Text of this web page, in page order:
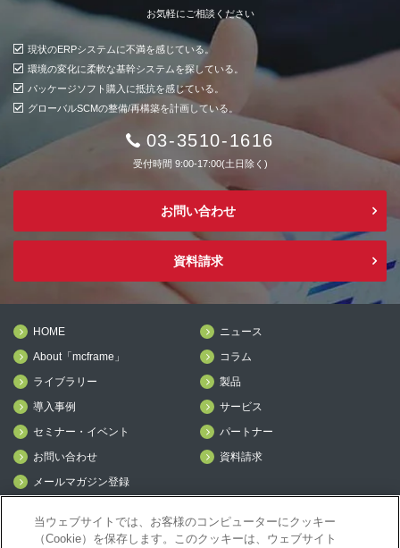
お気軽にご相談ください
現状のERPシステムに不満を感じている。
環境の変化に柔軟な基幹システムを探している。
パッケージソフト購入に抵抗を感じている。
グローバルSCMの整備/再構築を計画している。
03-3510-1616
受付時間 9:00-17:00(土日除く)
お問い合わせ
資料請求
HOME
ニュース
About「mcframe」
コラム
ライブラリー
製品
導入事例
サービス
セミナー・イベント
パートナー
お問い合わせ
資料請求
メールマガジン登録
当ウェブサイトでは、お客様のコンピューターにクッキー
（Cookie）を保存します。このクッキーは、ウェブサイト